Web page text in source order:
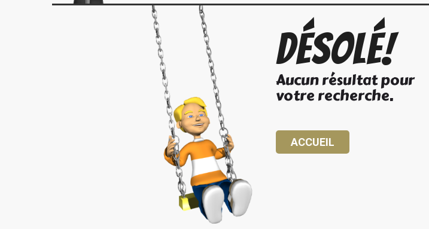
Désolé!
Aucun résultat pour
votre recherche.
ACCUEIL